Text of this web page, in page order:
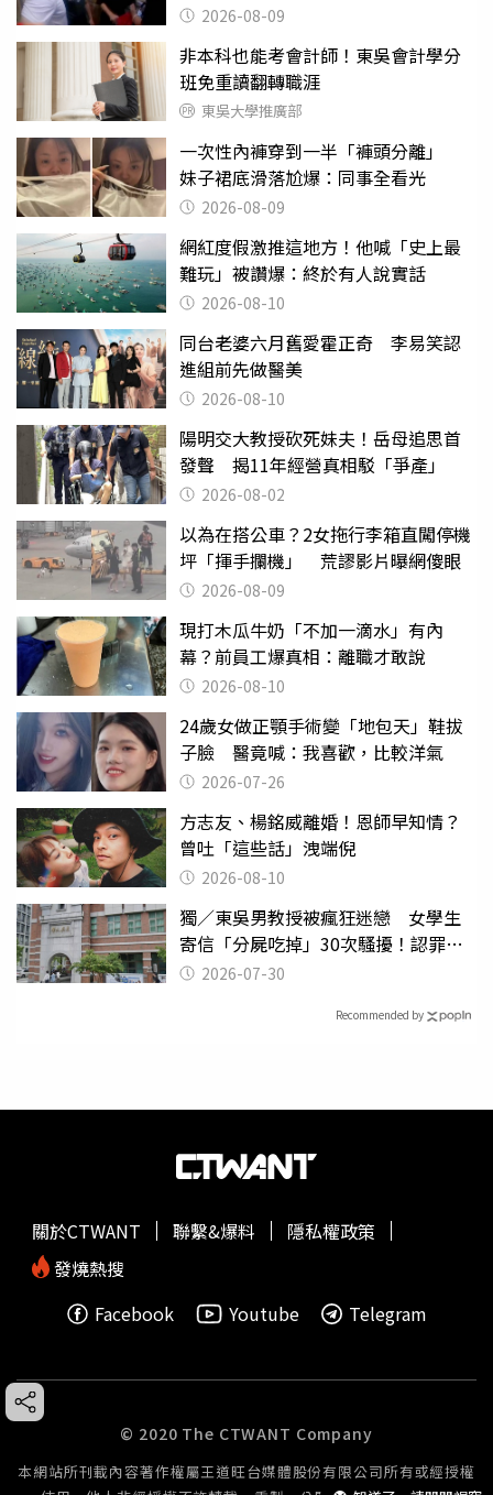
2026-08-09
非本科也能考會計師！東吳會計學分
班免重讀翻轉職涯
東吳大學推廣部
一次性內褲穿到一半「褲頭分離」
妹子裙底滑落尬爆：同事全看光
2026-08-09
網紅度假激推這地方！他喊「史上最
難玩」被讚爆：終於有人說實話
2026-08-10
同台老婆六月舊愛霍正奇 李易笑認
進組前先做醫美
2026-08-10
陽明交大教授砍死妹夫！岳母追思首
發聲 揭11年經營真相駁「爭產」
2026-08-02
以為在搭公車？2女拖行李箱直闖停機
坪「揮手攔機」 荒謬影片曝網傻眼
2026-08-09
現打木瓜牛奶「不加一滴水」有內
幕？前員工爆真相：離職才敢說
2026-08-10
24歲女做正顎手術變「地包天」鞋拔
子臉 醫竟喊：我喜歡，比較洋氣
2026-07-26
方志友、楊銘威離婚！恩師早知情？
曾吐「這些話」洩端倪
2026-08-10
獨／東吳男教授被瘋狂迷戀 女學生
寄信「分屍吃掉」30次騷擾！認罪免
關 2026-07-30
Recommended by
關於CTWANT 聯繫&爆料
隱私權政策
發燒熱搜
Facebook
Youtube Telegram
© 2020 The CTWANT Company
本網站所刊載內容著作權屬王道旺台媒體股份有限公司所有或經授權